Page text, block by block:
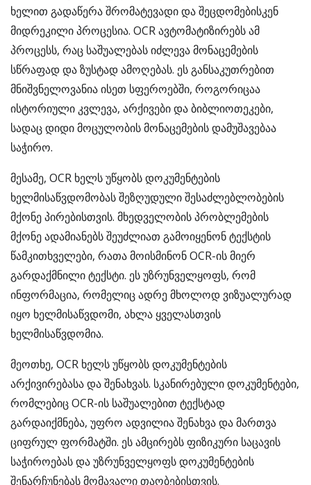
ხელით გადაწერა შრომატევადი და შეცდომებისკენ
მიდრეკილი პროცესია. OCR ავტომატიზირებს ამ
პროცესს, რაც საშუალებას იძლევა მონაცემების
სწრაფად და ზუსტად ამოღებას. ეს განსაკუთრებით
მნიშვნელოვანია ისეთ სფეროებში, როგორიცაა
ისტორიული კვლევა, არქივები და ბიბლიოთეკები,
სადაც დიდი მოცულობის მონაცემების დამუშავებაა
საჭირო.
მესამე, OCR ხელს უწყობს დოკუმენტების
ხელმისაწვდომობას შეზღუდული შესაძლებლობების
მქონე პირებისთვის. მხედველობის პრობლემების
მქონე ადამიანებს შეუძლიათ გამოიყენონ ტექსტის
წამკითხველები, რათა მოისმინონ OCR-ის მიერ
გარდაქმნილი ტექსტი. ეს უზრუნველყოფს, რომ
ინფორმაცია, რომელიც ადრე მხოლოდ ვიზუალურად
იყო ხელმისაწვდომი, ახლა ყველასთვის
ხელმისაწვდომია.
მეოთხე, OCR ხელს უწყობს დოკუმენტების
არქივირებასა და შენახვას. სკანირებული დოკუმენტები,
რომლებიც OCR-ის საშუალებით ტექსტად
გარდაიქმნება, უფრო ადვილია შენახვა და მართვა
ციფრულ ფორმატში. ეს ამცირებს ფიზიკური საცავის
საჭიროებას და უზრუნველყოფს დოკუმენტების
შენარჩუნებას მომავალი თაობებისთვის.